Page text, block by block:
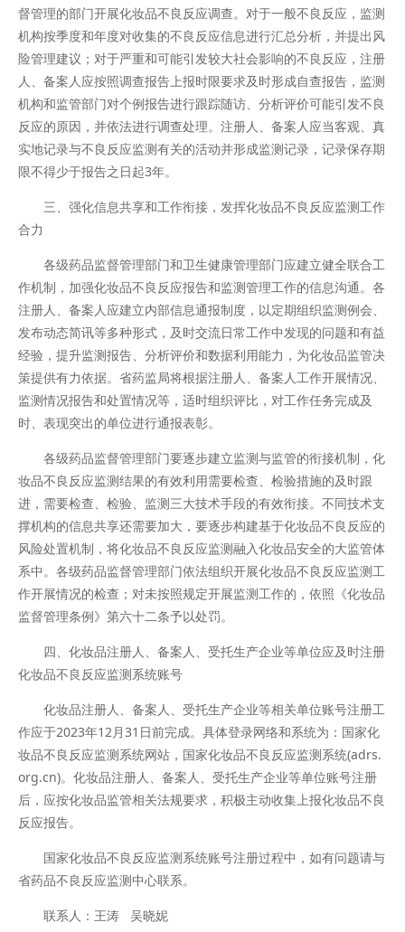
督管理的部门开展化妆品不良反应调查。对于一般不良反应，监测
机构按季度和年度对收集的不良反应信息进行汇总分析，并提出风
险管理建议；对于严重和可能引发较大社会影响的不良反应，注册
人、备案人应按照调查报告上报时限要求及时形成自查报告，监测
机构和监管部门对个例报告进行跟踪随访、分析评价可能引发不良
反应的原因，并依法进行调查处理。注册人、备案人应当客观、真
实地记录与不良反应监测有关的活动并形成监测记录，记录保存期
限不得少于报告之日起3年。
三、强化信息共享和工作衔接，发挥化妆品不良反应监测工作
合力
各级药品监督管理部门和卫生健康管理部门应建立健全联合工
作机制，加强化妆品不良反应报告和监测管理工作的信息沟通。各
注册人、备案人应建立内部信息通报制度，以定期组织监测例会、
发布动态简讯等多种形式，及时交流日常工作中发现的问题和有益
经验，提升监测报告、分析评价和数据利用能力，为化妆品监管决
策提供有力依据。省药监局将根据注册人、备案人工作开展情况、
监测情况报告和处置情况等，适时组织评比，对工作任务完成及
时、表现突出的单位进行通报表彰。
各级药品监督管理部门要逐步建立监测与监管的衔接机制，化
妆品不良反应监测结果的有效利用需要检查、检验措施的及时跟
进，需要检查、检验、监测三大技术手段的有效衔接。不同技术支
撑机构的信息共享还需要加大，要逐步构建基于化妆品不良反应的
风险处置机制，将化妆品不良反应监测融入化妆品安全的大监管体
系中。各级药品监督管理部门依法组织开展化妆品不良反应监测工
作开展情况的检查；对未按照规定开展监测工作的，依照《化妆品
监督管理条例》第六十二条予以处罚。
四、化妆品注册人、备案人、受托生产企业等单位应及时注册
化妆品不良反应监测系统账号
化妆品注册人、备案人、受托生产企业等相关单位账号注册工
作应于2023年12月31日前完成。具体登录网络和系统为：国家化
妆品不良反应监测系统网站，国家化妆品不良反应监测系统(adrs.
org.cn)。化妆品注册人、备案人、受托生产企业等单位账号注册
后，应按化妆品监管相关法规要求，积极主动收集上报化妆品不良
反应报告。
国家化妆品不良反应监测系统账号注册过程中，如有问题请与
省药品不良反应监测中心联系。
联系人：王涛 吴晓妮